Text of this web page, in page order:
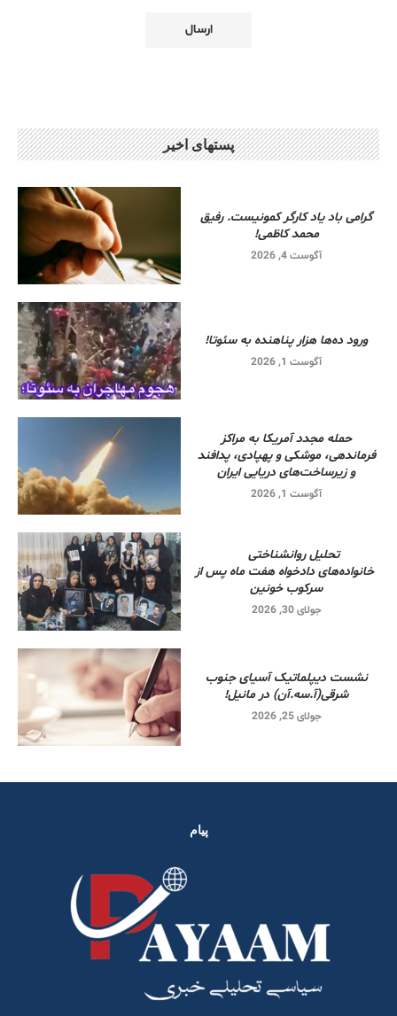
پستهای اخیر
گرامی باد یاد کارگر کمونیست. رفیق
محمد کاظمی!
آگوست 4, 2026
ورود ده‌ها هزار پناهنده به سئوتا!
آگوست 1, 2026
حمله مجدد آمریکا به مراکز
فرماندهی، موشکی و پهپادی، پدافند
و زیرساخت‌های دریایی ایران
آگوست 1, 2026
تحلیل روانشناختی
خانواده‌های دادخواه هفت ماه پس از
سرکوب خونین
جولای 30, 2026
نشست دیپلماتیک آسیای جنوب
شرقی‌(آ.سه.آن) در مانیل!
جولای 25, 2026
پیام